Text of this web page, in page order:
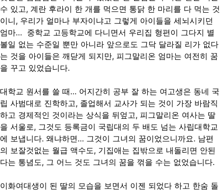
수 있고, 계란 후라이 한 개를 먹으면 통닭 한 마리를 다 먹는 것
이니, 우리가 얼마나 부자이냐고 그렇게 아이들을 세뇌시키던
엄마… 중학교 고등학교에 다니면서 우리집 형편이 그다지 별
볼일 없는 수준일 뿐만 아니라 앞으로도 그닥 달라질 리가 없다
는 것을 아이들은 깨닫게 되지만, 피그말리온 엄마는 여전히 꿈
을 꾸고 있었습니다.
대학교 원서를 쓸 때… 어지간히 공부 잘 하는 여고생은 동네 국
립 사범대로 진학하고, 졸업해서 교사가 되는 것이 가장 바람직
하고 경제적인 것이라는 상식을 뒤엎고, 피그말리온 여사는 딸
을 서울로, 그것도 등록금이 국립대의 두 배도 넘는 사립대학교
에 보냅니다. 왜냐하면… 그것이 그녀의 꿈이었으니까요. 남편
의 보잘것없는 월급 액수도, 기집애는 집밖으로 내돌리면 안된
다는 통념도, 그 어느 것도 그녀의 꿈을 꺾을 수는 없었습니다.
이화여대생이 된 딸의 모습을 보면서 이젠 되었다 하고 한숨 돌